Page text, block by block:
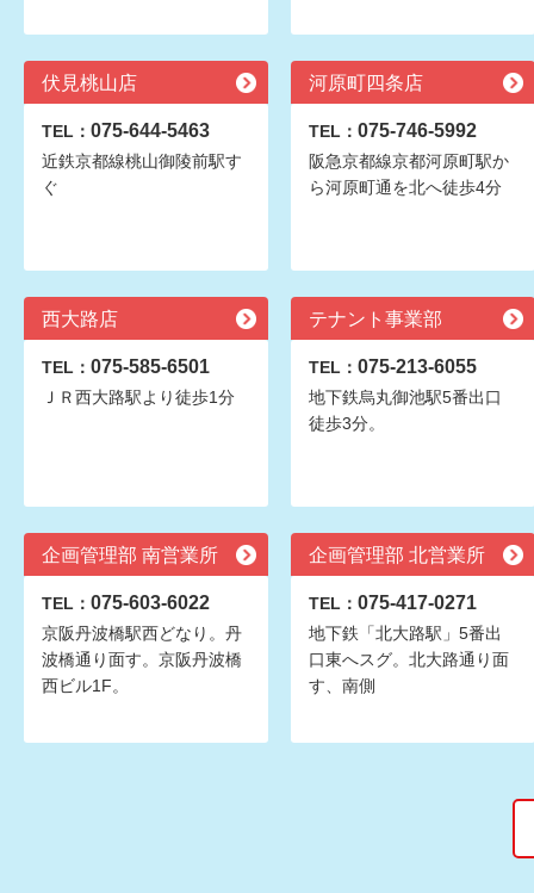
伏見桃山店
TEL： 075-644-5463
近鉄京都線桃山御陵前駅す
ぐ
河原町四条店
TEL： 075-746-5992
阪急京都線京都河原町駅か
ら河原町通を北へ徒歩4分
西大路店
TEL： 075-585-6501
ＪＲ西大路駅より徒歩1分
テナント事業部
TEL： 075-213-6055
地下鉄烏丸御池駅5番出口
徒歩3分。
企画管理部 南営業所
TEL： 075-603-6022
京阪丹波橋駅西どなり。丹
波橋通り面す。京阪丹波橋
西ビル1F。
企画管理部 北営業所
TEL： 075-417-0271
地下鉄「北大路駅」5番出
口東へスグ。北大路通り面
す、南側